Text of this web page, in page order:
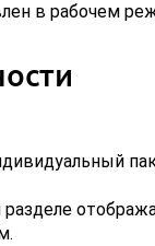
в рабочем